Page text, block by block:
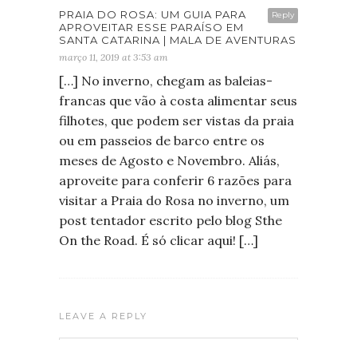
Reply
PRAIA DO ROSA: UM GUIA PARA
APROVEITAR ESSE PARAÍSO EM
SANTA CATARINA | MALA DE AVENTURAS
março 11, 2019 at 3:53 am
[…] No inverno, chegam as baleias-
francas que vão à costa alimentar seus
filhotes, que podem ser vistas da praia
ou em passeios de barco entre os
meses de Agosto e Novembro. Aliás,
aproveite para conferir 6 razões para
visitar a Praia do Rosa no inverno, um
post tentador escrito pelo blog Sthe
On the Road. É só clicar aqui! […]
LEAVE A REPLY